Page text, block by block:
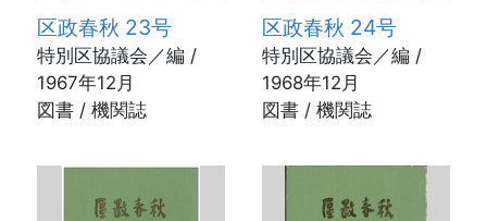
区政春秋 23号
特別区協議会／編 /
1967年12月
図書 / 機関誌
区政春秋 24号
特別区協議会／編 /
1968年12月
図書 / 機関誌